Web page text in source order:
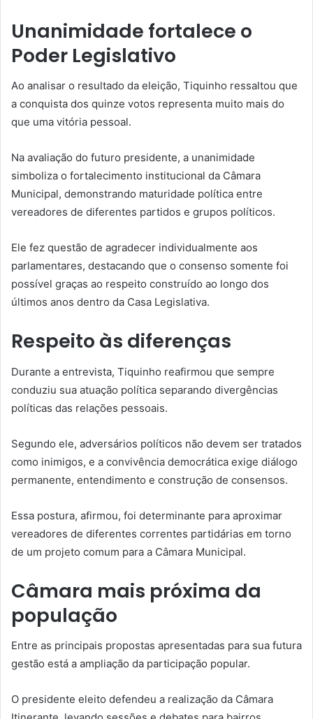
Unanimidade fortalece o
Poder Legislativo
Ao analisar o resultado da eleição, Tiquinho ressaltou que
a conquista dos quinze votos representa muito mais do
que uma vitória pessoal.
Na avaliação do futuro presidente, a unanimidade
simboliza o fortalecimento institucional da Câmara
Municipal, demonstrando maturidade política entre
vereadores de diferentes partidos e grupos políticos.
Ele fez questão de agradecer individualmente aos
parlamentares, destacando que o consenso somente foi
possível graças ao respeito construído ao longo dos
últimos anos dentro da Casa Legislativa.
Respeito às diferenças
Durante a entrevista, Tiquinho reafirmou que sempre
conduziu sua atuação política separando divergências
políticas das relações pessoais.
Segundo ele, adversários políticos não devem ser tratados
como inimigos, e a convivência democrática exige diálogo
permanente, entendimento e construção de consensos.
Essa postura, afirmou, foi determinante para aproximar
vereadores de diferentes correntes partidárias em torno
de um projeto comum para a Câmara Municipal.
Câmara mais próxima da
população
Entre as principais propostas apresentadas para sua futura
gestão está a ampliação da participação popular.
O presidente eleito defendeu a realização da Câmara